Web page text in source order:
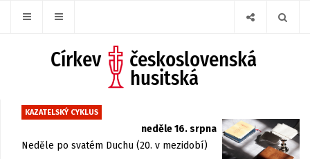
KAZATELSKÝ CYKLUS
neděle 16. srpna
Neděle po svatém Duchu (20. v mezidobí)